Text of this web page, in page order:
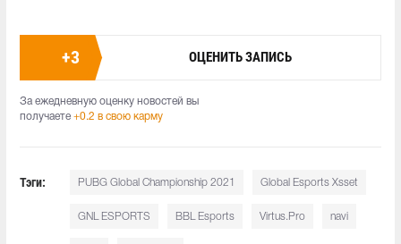
+3 ОЦЕНИТЬ ЗАПИСЬ
За ежедневную оценку новостей вы
получаете +0.2 в свою карму
Тэги: PUBG Global Championship 2021 Global Esports Xsset
GNL ESPORTS BBL Esports Virtus.Pro navi